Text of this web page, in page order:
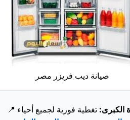
صيانة ديب فريزر مصر
📍 الكبرى: تغطية فورية لجميع أحياء